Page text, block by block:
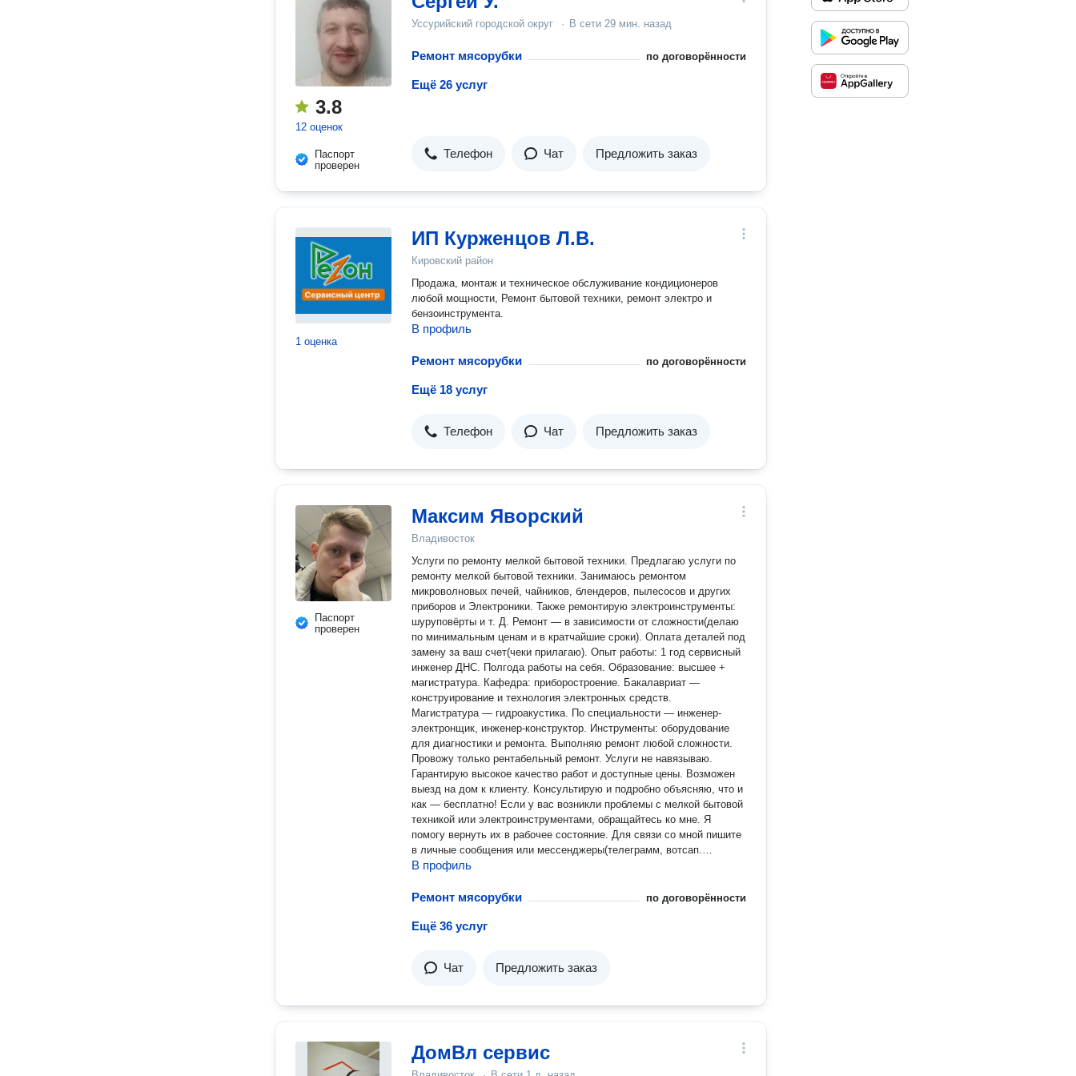
3.8
12 оценок
Паспорт
проверен
Уссурийский городской округ · В сети 29 мин. назад
Ремонт мясорубки по договорённости
Ещё 26 услуг
Телефон Чат Предложить заказ
1 оценка
ИП Курженцов Л.В.
Кировский район
Продажа, монтаж и техническое обслуживание кондиционеров
любой мощности, Ремонт бытовой техники, ремонт электро и
бензоинструмента.
В профиль
Ремонт мясорубки по договорённости
Ещё 18 услуг
Телефон Чат Предложить заказ
Паспорт
проверен
Максим Яворский
Владивосток
Услуги по ремонту мелкой бытовой техники. Предлагаю услуги по
ремонту мелкой бытовой техники. Занимаюсь ремонтом
микроволновых печей, чайников, блендеров, пылесосов и других
приборов и Электроники. Также ремонтирую электроинструменты:
шуруповёрты и т. Д. Ремонт — в зависимости от сложности(делаю
по минимальным ценам и в кратчайшие сроки). Оплата деталей под
замену за ваш счет(чеки прилагаю). Опыт работы: 1 год сервисный
инженер ДНС. Полгода работы на себя. Образование: высшее +
магистратура. Кафедра: приборостроение. Бакалавриат —
конструирование и технология электронных средств.
Магистратура — гидроакустика. По специальности — инженер-
электронщик, инженер-конструктор. Инструменты: оборудование
для диагностики и ремонта. Выполняю ремонт любой сложности.
Провожу только рентабельный ремонт. Услуги не навязываю.
Гарантирую высокое качество работ и доступные цены. Возможен
выезд на дом к клиенту. Консультирую и подробно объясняю, что и
как — бесплатно! Если у вас возникли проблемы с мелкой бытовой
техникой или электроинструментами, обращайтесь ко мне. Я
помогу вернуть их в рабочее состояние. Для связи со мной пишите
в личные сообщения или мессенджеры(телеграмм, вотсап.
Гарантия в зависимости от устройства и проблемы.
В профиль
Ремонт мясорубки по договорённости
Ещё 36 услуг
Чат Предложить заказ
ДомВл сервис